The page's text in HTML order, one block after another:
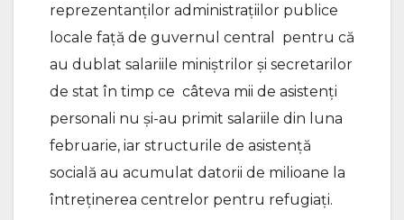
reprezentanților administrațiilor publice
locale față de guvernul central pentru că
au dublat salariile miniștrilor și secretarilor
de stat în timp ce câteva mii de asistenți
personali nu și-au primit salariile din luna
februarie, iar structurile de asistență
socială au acumulat datorii de milioane la
întreținerea centrelor pentru refugiați.